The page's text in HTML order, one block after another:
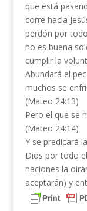
que está
corre hacia
perdón por
no es buena
cumplir la
Abundará el
muchos se
(Mateo 24:13)
Pero el que se
(Mateo 24:14)
Y se predicará
Dios por todo
naciones la
aceptarán) y